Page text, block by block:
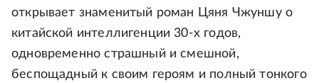
открывает знаменитый роман Цяня Чжуншу о
китайской интеллигенции 30-х годов,
одновременно страшный и смешной,
беспощадный к своим героям и полный тонкого